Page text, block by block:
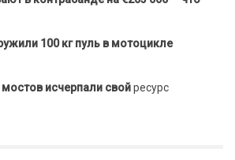
100 кг пуль в мотоцикле
исчерпали свойресурс